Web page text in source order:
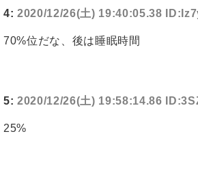
4: 2020/12/26(土) 19:40:05.38
70%位だな、後は睡眠時間
5: 2020/12/26(土) 19:58:14.86
25%